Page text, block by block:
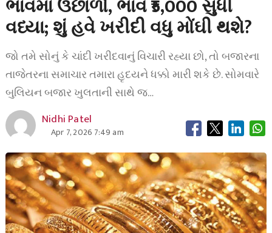
ભાવમાં ઉછાળો, ભાવ ₹5,000 સુધી
વધ્યા; શું હવે ખરીદી વધુ મોંઘી થશે?
જો તમે સોનું કે ચાંદી ખરીદવાનું વિચારી રહ્યા છો, તો બજારના
તાજેતરના સમાચાર તમારા હૃદયને ધક્કો મારી શકે છે. સોમવારે
બુલિયન બજાર ખુલતાની સાથે જ…
Nidhi Patel
Apr 7, 2026 7:49 am